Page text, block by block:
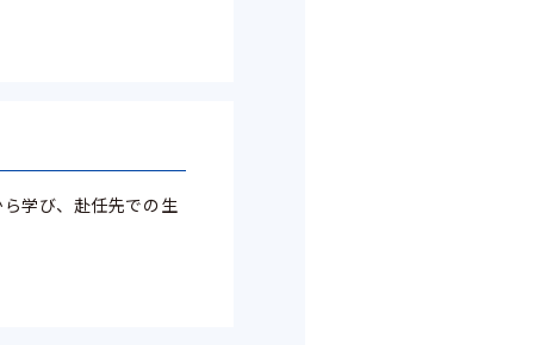
学び、赴任先での生